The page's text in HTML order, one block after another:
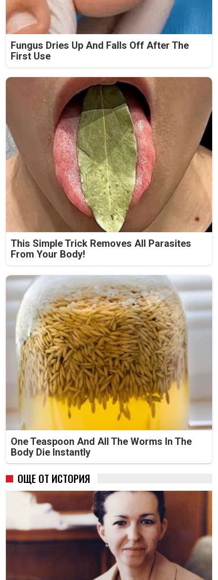
Fungus Dries Up And Falls Off After The
First Use
This Simple Trick Removes All Parasites
From Your Body!
One Teaspoon And All The Worms In The
Body Die Instantly
ОЩЕ ОТ ИСТОРИЯ